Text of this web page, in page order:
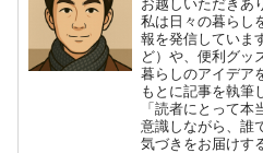
お越しいただきあ
私は日々の暮らし
報を発信していま
ど）や、便利グッ
暮らしのアイデア
もとに記事を執筆
「読者にとって
意識しながら、誰
気づきをお届けす